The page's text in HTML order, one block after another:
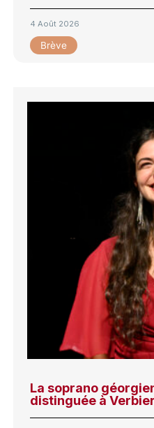
4 Août 2026
Brève
La soprano
distinguée à Verbier